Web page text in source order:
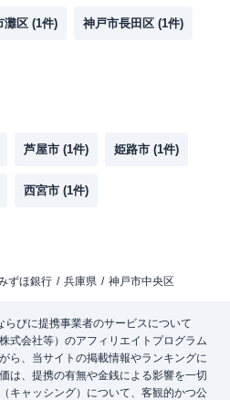
灘区 (1件) 神戸市長田区 (1件)
芦屋市 (1件) 姫路市 (1件)
西宮市 (1件)
ずほ銀行 兵庫県 神戸市中央区
びに提携事業者のサービスについて
式会社等）のアフィリエイトプログラム
ら、当サイトの掲載情報やランキングに
は、提携の有無や金銭による影響を一切
キャッシング）について、客観的かつ公